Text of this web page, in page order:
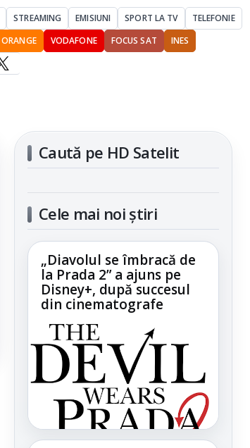
STREAMING EMISIUNI SPORT LA TV
TELEFONIE
ORANGE VODAFONE FOCUS SAT
INES
Caută pe HD Satelit
Cele mai noi știri
„Diavolul se îmbracă de
la Prada 2” a ajuns pe
Disney+, după succesul
din cinematografe